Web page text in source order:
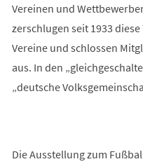
Vereinen und
zerschlugen seit 1933
Vereine und schlossen
aus. In den
„deutsche
Die Ausstellung zum